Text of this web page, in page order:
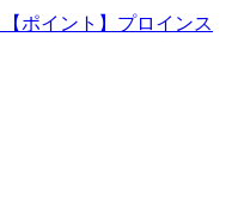
ポイント】プロインス